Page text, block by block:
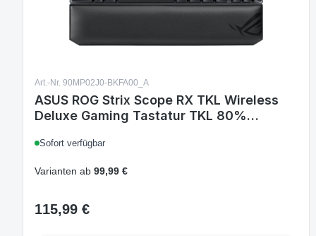
Art.-Nr. 90MP02J0-BKFA00_A
ASUS ROG Strix Scope RX TKL Wireless
Deluxe Gaming Tastatur TKL 80%
USB RGB AZERTY FRA Layout Schwarz
Sofort verfügbar
Varianten ab 99,99 €
Regulärer Preis:
115,99 €